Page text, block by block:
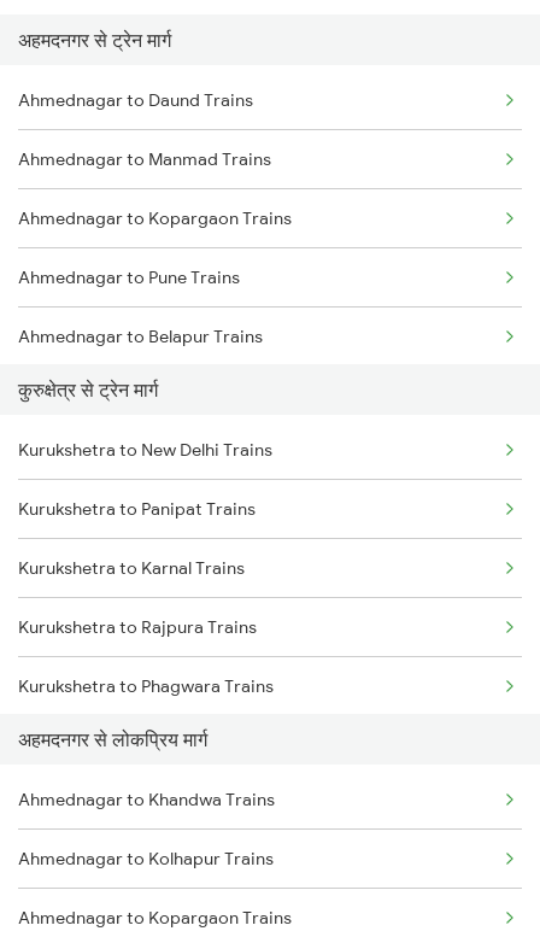
Mumbai to Pune Trains
Delhi to Jammu Trains
Mumbai to Delhi Trains
Mumbai to Goa Trains
Chennai to Coimbatore Trains
अहमदनगर से ट्रेन मार्ग
Ahmednagar to Daund Trains
Ahmednagar to Manmad Trains
Ahmednagar to Kopargaon Trains
Ahmednagar to Pune Trains
Ahmednagar to Belapur Trains
Ahmednagar to Bhusawal Trains
Ahmednagar to Itarsi Trains
Ahmednagar to Khandwa Trains
Ahmednagar to Jalgaon Trains
Ahmednagar to Bhopal Trains
Ahmednagar to Akola Trains
कुरुक्षेत्र से ट्रेन मार्ग
Kurukshetra to New Delhi Trains
Kurukshetra to Panipat Trains
Kurukshetra to Karnal Trains
Kurukshetra to Rajpura Trains
Kurukshetra to Phagwara Trains
Kurukshetra to Jalandhar Trains
अहमदनगर से लोकप्रिय मार्ग
Ahmednagar to Khandwa Trains
Ahmednagar to Kolhapur Trains
Ahmednagar to Kopargaon Trains